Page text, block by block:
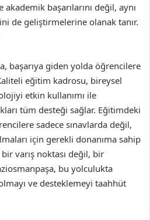
başarılarını değil, aynı
de geliştirmelerine olanak tanır.
başarıya giden yolda öğrencilere
eğitim kadrosu, bireysel
etkin kullanımı ile
tüm desteği sağlar. Eğitimdeki
sadece sınavlarda değil,
için gerekli donanıma sahip
bir varış noktası değil, bir
bu yolculukta
ve desteklemeyi taahhüt